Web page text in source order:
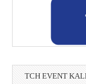
TCH EVENT